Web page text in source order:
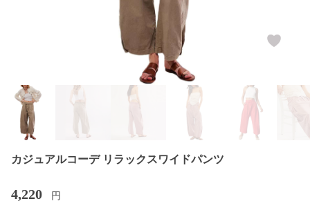
カジュアルコーデ リラックスワイドパンツ
4,220 円